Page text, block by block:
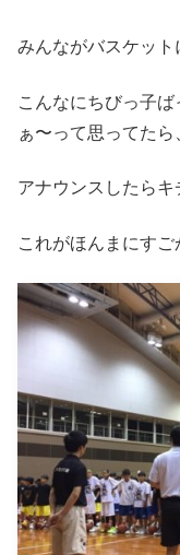
みんながバスケット
こんなにちびっ子
ぁ〜って思ってたら
アナウンスしたらキ
これがほんまにすご